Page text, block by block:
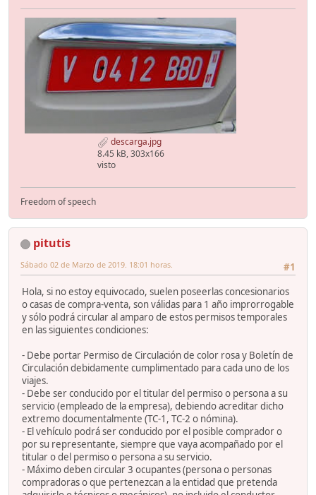
descarga.jpg
8.45 kB, 303x166
visto
Freedom of speech
pitutis
#1
Sábado 02 de Marzo de 2019. 18:01 horas.
Hola, si no estoy equivocado, suelen poseerlas concesionarios
o casas de compra-venta, son válidas para 1 año improrrogable
y sólo podrá circular al amparo de estos permisos temporales
en las siguientes condiciones:
- Debe portar Permiso de Circulación de color rosa y Boletín de
Circulación debidamente cumplimentado para cada uno de los
viajes.
- Debe ser conducido por el titular del permiso o persona a su
servicio (empleado de la empresa), debiendo acreditar dicho
extremo documentalmente (TC-1, TC-2 o nómina).
- El vehículo podrá ser conducido por el posible comprador o
por su representante, siempre que vaya acompañado por el
titular o del permiso o persona a su servicio.
- Máximo deben circular 3 ocupantes (persona o personas
compradoras o que pertenezcan a la entidad que pretenda